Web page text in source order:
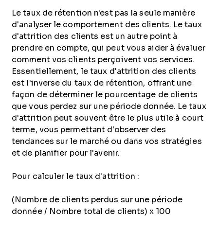
Le taux de rétention n'est pas la seule manière
d'analyser le comportement des clients. Le taux
d'attrition des clients est un autre point à
prendre en compte, qui peut vous aider à évaluer
comment vos clients perçoivent vos services.
Essentiellement, le taux d'attrition des clients
est l'inverse du taux de rétention, offrant une
façon de déterminer le pourcentage de clients
que vous perdez sur une période donnée. Le taux
d'attrition peut souvent être le plus utile à court
terme, vous permettant d'observer des
tendances sur le marché ou dans vos stratégies
et de planifier pour l'avenir.
Pour calculer le taux d'attrition :
(Nombre de clients perdus sur une période
donnée / Nombre total de clients) x 100